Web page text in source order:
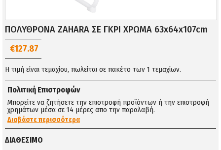
ΠΟΛΥΘΡΟΝΑ ZAHARA ΣΕ ΓΚΡΙ ΧΡΩΜΑ 63x64x107cm
€127.87
Η τιμή είναι τεμαχίου, πωλείται σε πακέτο των 1 τεμαχίων.
Πολιτική Επιστροφών
Μπορείτε να ζητήσετε την επιστροφή προϊόντων ή την επιστροφή
χρημάτων μέσα σε 14 μέρες απο την παραλαβή.
Διαβάστε περισσότερα
ΔΙΑΘΈΣΙΜΟ